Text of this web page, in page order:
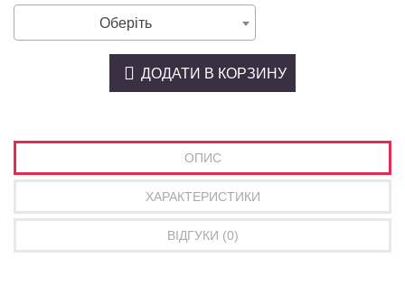
Оберіть
ДОДАТИ В КОРЗИНУ
ОПИС
ХАРАКТЕРИСТИКИ
ВІДГУКИ (0)